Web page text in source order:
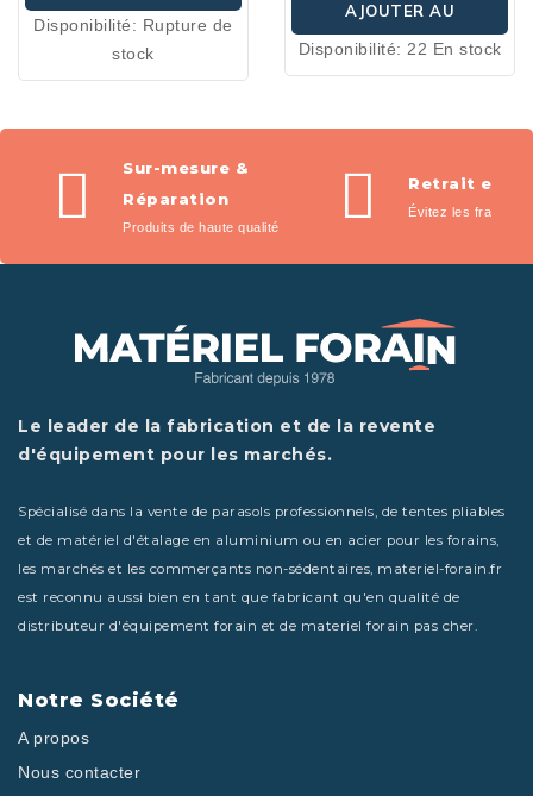
PANIER
Disponibilité: Rupture de
stock
AJOUTER AU
PANIER
Disponibilité: 22 En stock
Sur-mesure &
Réparation
Produits de haute qualité
Retrait en
Évitez les frais de
Le leader de la fabrication et de la revente
d'équipement pour les marchés.
Spécialisé dans la vente de parasols professionnels, de tentes pliables
et de matériel d'étalage en aluminium ou en acier pour les forains,
les marchés et les commerçants non-sédentaires, materiel-forain.fr
est reconnu aussi bien en tant que fabricant qu'en qualité de
distributeur d'équipement forain et de materiel forain pas cher.
Notre Société
A propos
Nous contacter